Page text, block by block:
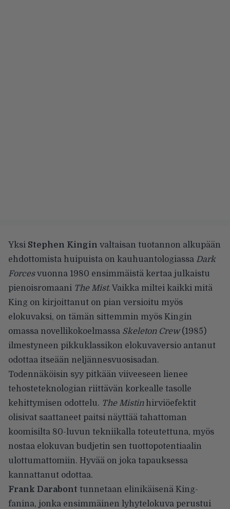
Yksi Stephen Kingin valtaisan tuotannon alkupään
ehdottomista huipuista on kauhuantologiassa Dark
Forcesvuonna 1980 ensimmäistä kertaa julkaistu
pienoisromaani The Mist. Vaikka miltei kaikki mitä
King on kirjoittanut on pian versioitu myös
elokuvaksi, on tämän sittemmin myös Kingin
omassa novellikokoelmassa Skeleton Crew(1985)
ilmestyneen pikkuklassikon elokuvaversio antanut
odottaa itseään neljännesvuosisadan.
Todennäköisin syy pitkään viiveeseen lienee
tehosteteknologian riittävän korkealle tasolle
kehittymisen odottelu. The Mistinhirviöefektit
olisivat saattaneet paitsi näyttää tahattoman
koomisilta 80-luvun tekniikalla toteutettuna, myös
nostaa elokuvan budjetin sen tuottopotentiaalin
ulottumattomiin. Hyvää on joka tapauksessa
kannattanut odottaa.
Frank Darabont tunnetaan elinikäisenä King-
fanina, jonka ensimmäinen lyhytelokuva perustui